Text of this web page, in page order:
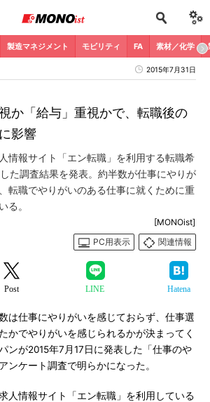
製造マネジメント モビリティ FA 素材／化学
2015年7月31日
か「給与」重視かで、転職後の
影響
情報サイト「エン転職」を利用する転職希
た調査結果を発表。約半数が仕事にやりが
転職でやりがいのある仕事に就くために重
る。
[MONOist]
PC用表示
関連情報
Post LINE Hatena
は仕事にやりがいを感じておらず、仕事選
かでやりがいを感じられるかが決まってく
が2015年7月17日に発表した「仕事のや
ンケート調査で明らかになった。
人情報サイト「エン転職」を利用している